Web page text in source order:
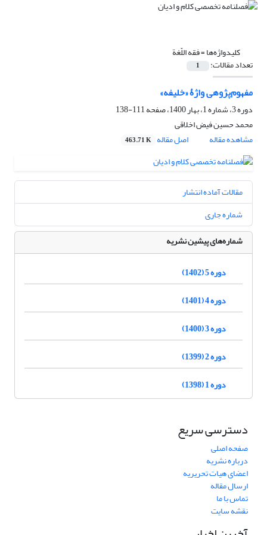
کلیدواژه‌ها =فقه‌ اللّغة
تعداد مقالات: 1
مفهوم‌پژوهی واژۀ «خلیفه»
دوره 3، شماره 1، بهار 1400، صفحه
111-138
محمد حسین فیض اخلاقی
مشاهده مقاله
اصل مقاله 463.71 K
مقالات آماده انتشار
شماره جاری
شماره‌های پیشین نشریه
دوره 5 (1402)
دوره 4 (1401)
دوره 3 (1400)
دوره 2 (1399)
دوره 1 (1398)
دسترسی سریع
صفحه اصلی
درباره نشریه
اعضای هیات تحریریه
ارسال مقاله
تماس با ما
نقشه سایت